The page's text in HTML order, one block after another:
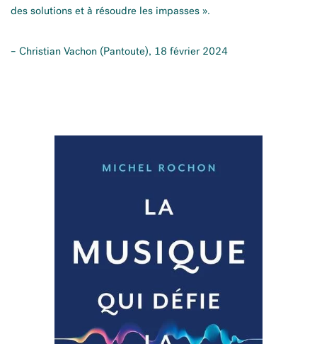
des solutions et à résoudre les impasses ».
– Christian Vachon (Pantoute), 18 février 2024